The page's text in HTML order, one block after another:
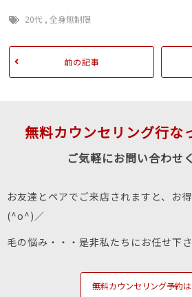
20代 ,全身無制限
前の記事
無料カウンセリング行な
ご気軽にお問い合わせ
お友達とペアでご来店されますと、お
(^o^)／
毛の悩み・・・是非私たちにお任せ下
無料カウンセリング予約